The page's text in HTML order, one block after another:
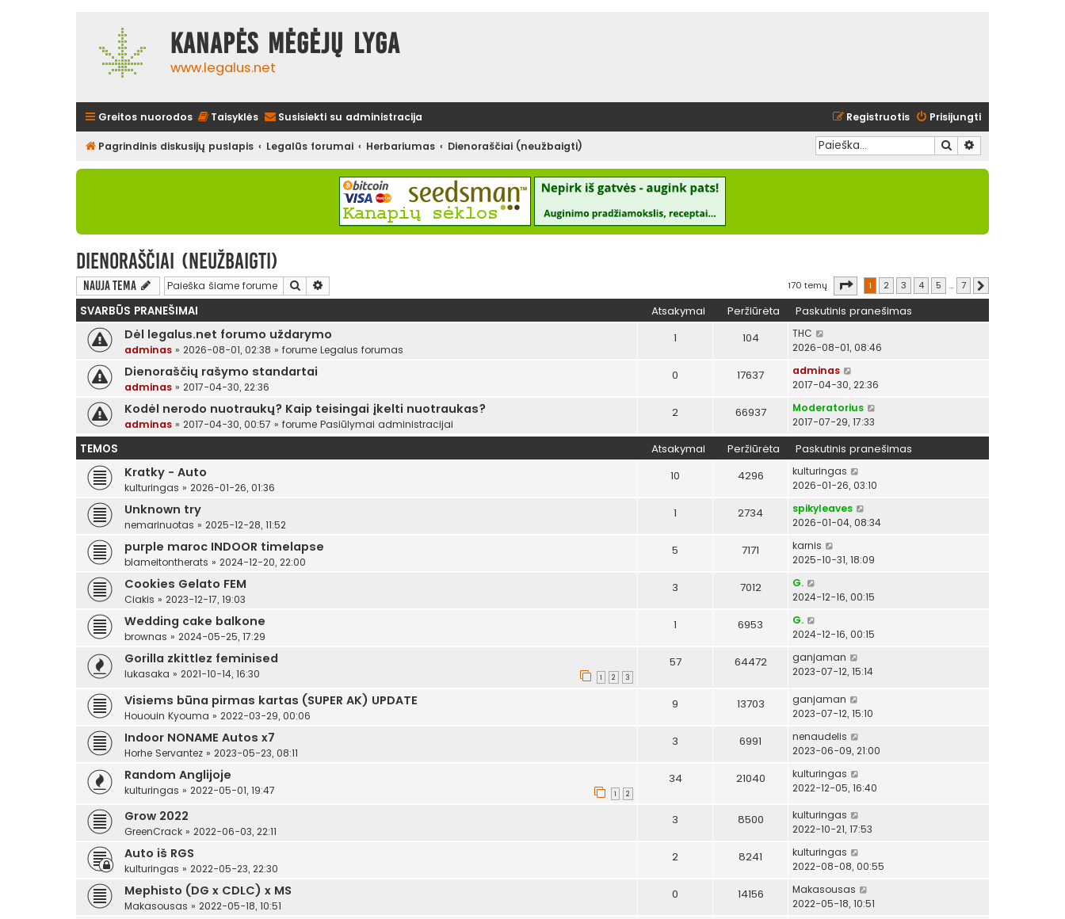
Kanapės mėgėjų lyga
www.legalus.net
Greitos nuorodos Taisyklės Susisiekti su administracija Prisijungti
Registruotis
Pagrindinis diskusijų puslapis Legalūs forumai Herbariumas Dienoraščiai (neužbaigti) Ieškoti
Dienoraščiai (neužbaigti)
Nauja tema Ieškoti 170 temų Puslapis iš
1 2 3 4 5 … 7
SVARBŪS PRANEŠIMAI Atsakymai Peržiūrėta Paskutinis pranešimas
Dėl legalus.net forumo uždarymo
adminas » 2026-08-01, 02:38 » forume Legalus forumas
1 104
THC
2026-08-01, 08:46
Dienoraščių rašymo standartai
adminas » 2017-04-30, 22:36
0 17637
adminas
2017-04-30, 22:36
Kodėl nerodo nuotraukų? Kaip teisingai įkelti nuotraukas?
adminas » 2017-04-30, 00:57 » forume Pasiūlymai administracijai
2 66937
Moderatorius
2017-07-29, 17:33
TEMOS Atsakymai Peržiūrėta Paskutinis pranešimas
Kratky - Auto
kulturingas » 2026-01-26, 01:36
10 4296
kulturingas
2026-01-26, 03:10
Unknown try
nemarinuotas » 2025-12-28, 11:52
1 2734
spikyleaves
2026-01-04, 08:34
purple maroc INDOOR timelapse
blameitontherats » 2024-12-20, 22:00
5 7171
karnis
2025-10-31, 18:09
Cookies Gelato FEM
Ciakis » 2023-12-17, 19:03
3 7012
G.
2024-12-16, 00:15
Wedding cake balkone
brownas » 2024-05-25, 17:29
1 6953
G.
2024-12-16, 00:15
Gorilla zkittlez feminised
lukasaka » 2021-10-14, 16:30 1 2 3
57 64472
ganjaman
2023-07-12, 15:14
Visiems būna pirmas kartas (SUPER AK) UPDATE
Hououin Kyouma » 2022-03-29, 00:06
9 13703
ganjaman
2023-07-12, 15:10
Indoor NONAME Autos x7
Horhe Servantez » 2023-05-23, 08:11
3 6991
nenaudelis
2023-06-09, 21:00
Random Anglijoje
kulturingas » 2022-05-01, 19:47 1 2
34 21040
kulturingas
2022-12-05, 16:40
Grow 2022
GreenCrack » 2022-06-03, 22:11
3 8500
kulturingas
2022-10-21, 17:53
Auto iš RGS
kulturingas » 2022-05-23, 22:30
2 8241
kulturingas
2022-08-08, 00:55
Mephisto (DG x CDLC) x MS
Makasousas » 2022-05-18, 10:51
0 14156
Makasousas
2022-05-18, 10:51